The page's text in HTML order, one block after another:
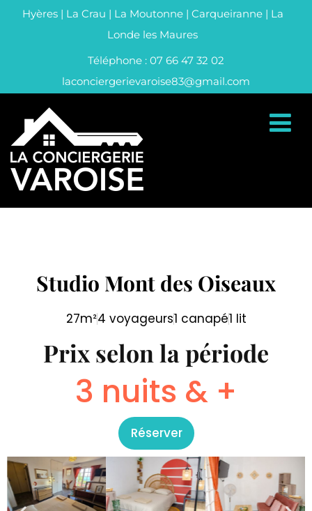
Hyères | La Crau | La Moutonne | Carqueiranne | La
Londe les Maures
Téléphone : 07 66 47 32 02
laconciergerievaroise83@gmail.com
Studio Mont des Oiseaux
27m²4 voyageurs1 canapé1 lit
Prix selon la période
3 nuits & +
Réserver